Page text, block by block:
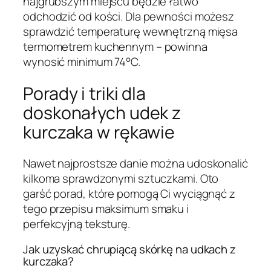
odchodzić od kości. Dla pewności możesz
sprawdzić temperaturę wewnętrzną mięsa
termometrem kuchennym – powinna
wynosić minimum 74°C.
Porady i triki dla
doskonałych udek z
kurczaka w rękawie
Nawet najprostsze danie można udoskonalić
kilkoma sprawdzonymi sztuczkami. Oto
garść porad, które pomogą Ci wyciągnąć z
tego przepisu maksimum smaku i
perfekcyjną teksturę.
Jak uzyskać chrupiącą skórkę na udkach z
kurczaka?